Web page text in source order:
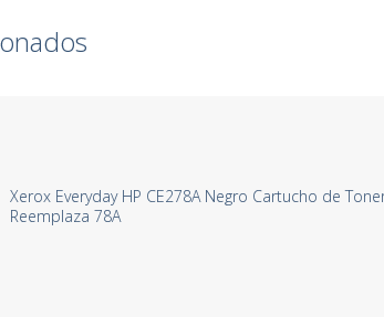
Xerox Everyday HP CE278A Negro Cartucho de
Reemplaza 78A